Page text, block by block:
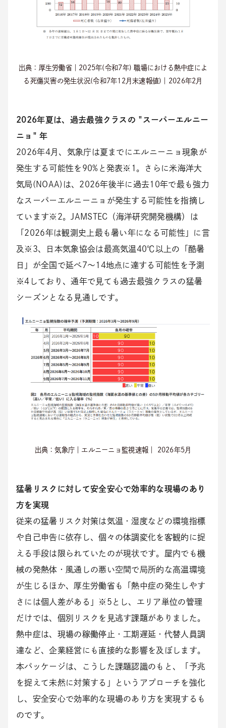
出典：厚生労働省｜2025年(令和7年) 職場における熱中症によ
る死傷災害の発生状況(令和7年12月末速報値)｜2026年2月
2026年夏は、過去最強クラスの "スーパーエルニー
ニョ" 年
2026年4月、気象庁は夏までにエルニーニョ現象が
発生する可能性を90%と発表※1。さらに米海洋大
気局(NOAA)は、2026年後半に過去10年で最も強力
なスーパーエルニーニョが発生する可能性を指摘し
ています※2。JAMSTEC（海洋研究開発機構）は
「2026年は観測史上最も暑い年になる可能性」に言
及※3、日本気象協会は最高気温40℃以上の「酷暑
日」が全国で延べ7〜14地点に達する可能性を予測
※4しており、通年で見ても過去最強クラスの猛暑
シーズンとなる見通しです。
出典：気象庁｜エルニーニョ監視速報｜ 2026年5月
猛暑リスクに対して安全安心で効率的な現場のあり
方を実現
従来の猛暑リスク対策は気温・湿度などの環境指標
や自己申告に依存し、個々の体調変化を客観的に捉
える手段は限られていたのが現状です。屋内でも機
械の発熱体・風通しの悪い空間で局所的な高温環境
が生じるほか、厚生労働省も「熱中症の発生しやす
さには個人差がある」※5とし、エリア単位の管理
だけでは、個別リスクを見逃す課題がありました。
熱中症は、現場の稼働停止・工期遅延・代替人員調
達など、企業経営にも直接的な影響を及ぼします。
本パッケージは、こうした課題認識のもと、「予兆
を捉えて未然に対策する」というアプローチを強化
し、安全安心で効率的な現場のあり方を実現するも
のです。